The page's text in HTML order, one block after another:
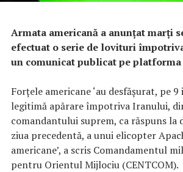
Armata americană a anunțat marți
efectuat o serie de lovituri
un comunicat publicat pe platforma
Forțele americane ‘au desfășurat, pe
legitimă apărare împotriva Iranului,
comandantului suprem, ca răspuns la
ziua precedentă, a unui elicopter
americane’, a scris Comandamentul
pentru Orientul Mijlociu (CENTCOM).